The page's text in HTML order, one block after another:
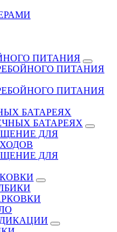
ПИТАНИЯ
ПИТАНИЯ
ПИТАНИЯ
БАТАРЕЯХ
БАТАРЕЯХ
ДЛЯ
ДЛЯ